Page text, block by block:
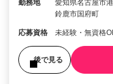
勤務地
愛知県名古屋市
鈴鹿市国府町
応募資格 未経験・無資格
後で見る